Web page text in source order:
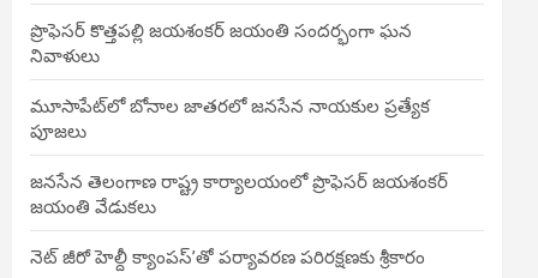
ప్రొఫెసర్ కొత్తపల్లి జయశంకర్ జయంతి సందర్భంగా ఘన
నివాళులు
మూసాపేట్‌లో బోనాల జాతరలో జనసేన నాయకుల ప్రత్యేక
పూజలు
జనసేన తెలంగాణ రాష్ట్ర కార్యాలయంలో ప్రొఫెసర్ జయశంకర్
జయంతి వేడుకలు
నెట్ జీరో హెల్దీ క్యాంపస్’తో పర్యావరణ పరిరక్షణకు శ్రీకారం